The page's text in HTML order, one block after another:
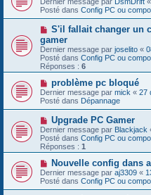
a
g
e
u
m
e
s
s
a
g
e
u
v
e
a
u
m
e
s
s
a
g
e
Posté dans Config PC ou
N
u
v
e
a
m
e
s
s
a
g
e
S'il fallait changer un
gamer
Dernier message par joselito «
Posté dans Config PC ou
Réponses : 6
N
o
u
v
e
a
u
m
e
s
a
g
e
problème pc bloqué
Dernier message par mick « 27
Posté dans Dépannage
N
o
u
v
e
a
u
m
e
Upgrade PC Gamer
Dernier message par Blackjack
Posté dans Config PC ou
Réponses : 1
N
o
u
v
Nouvelle config dans
Dernier message par aj3309 «
Posté dans Config PC ou